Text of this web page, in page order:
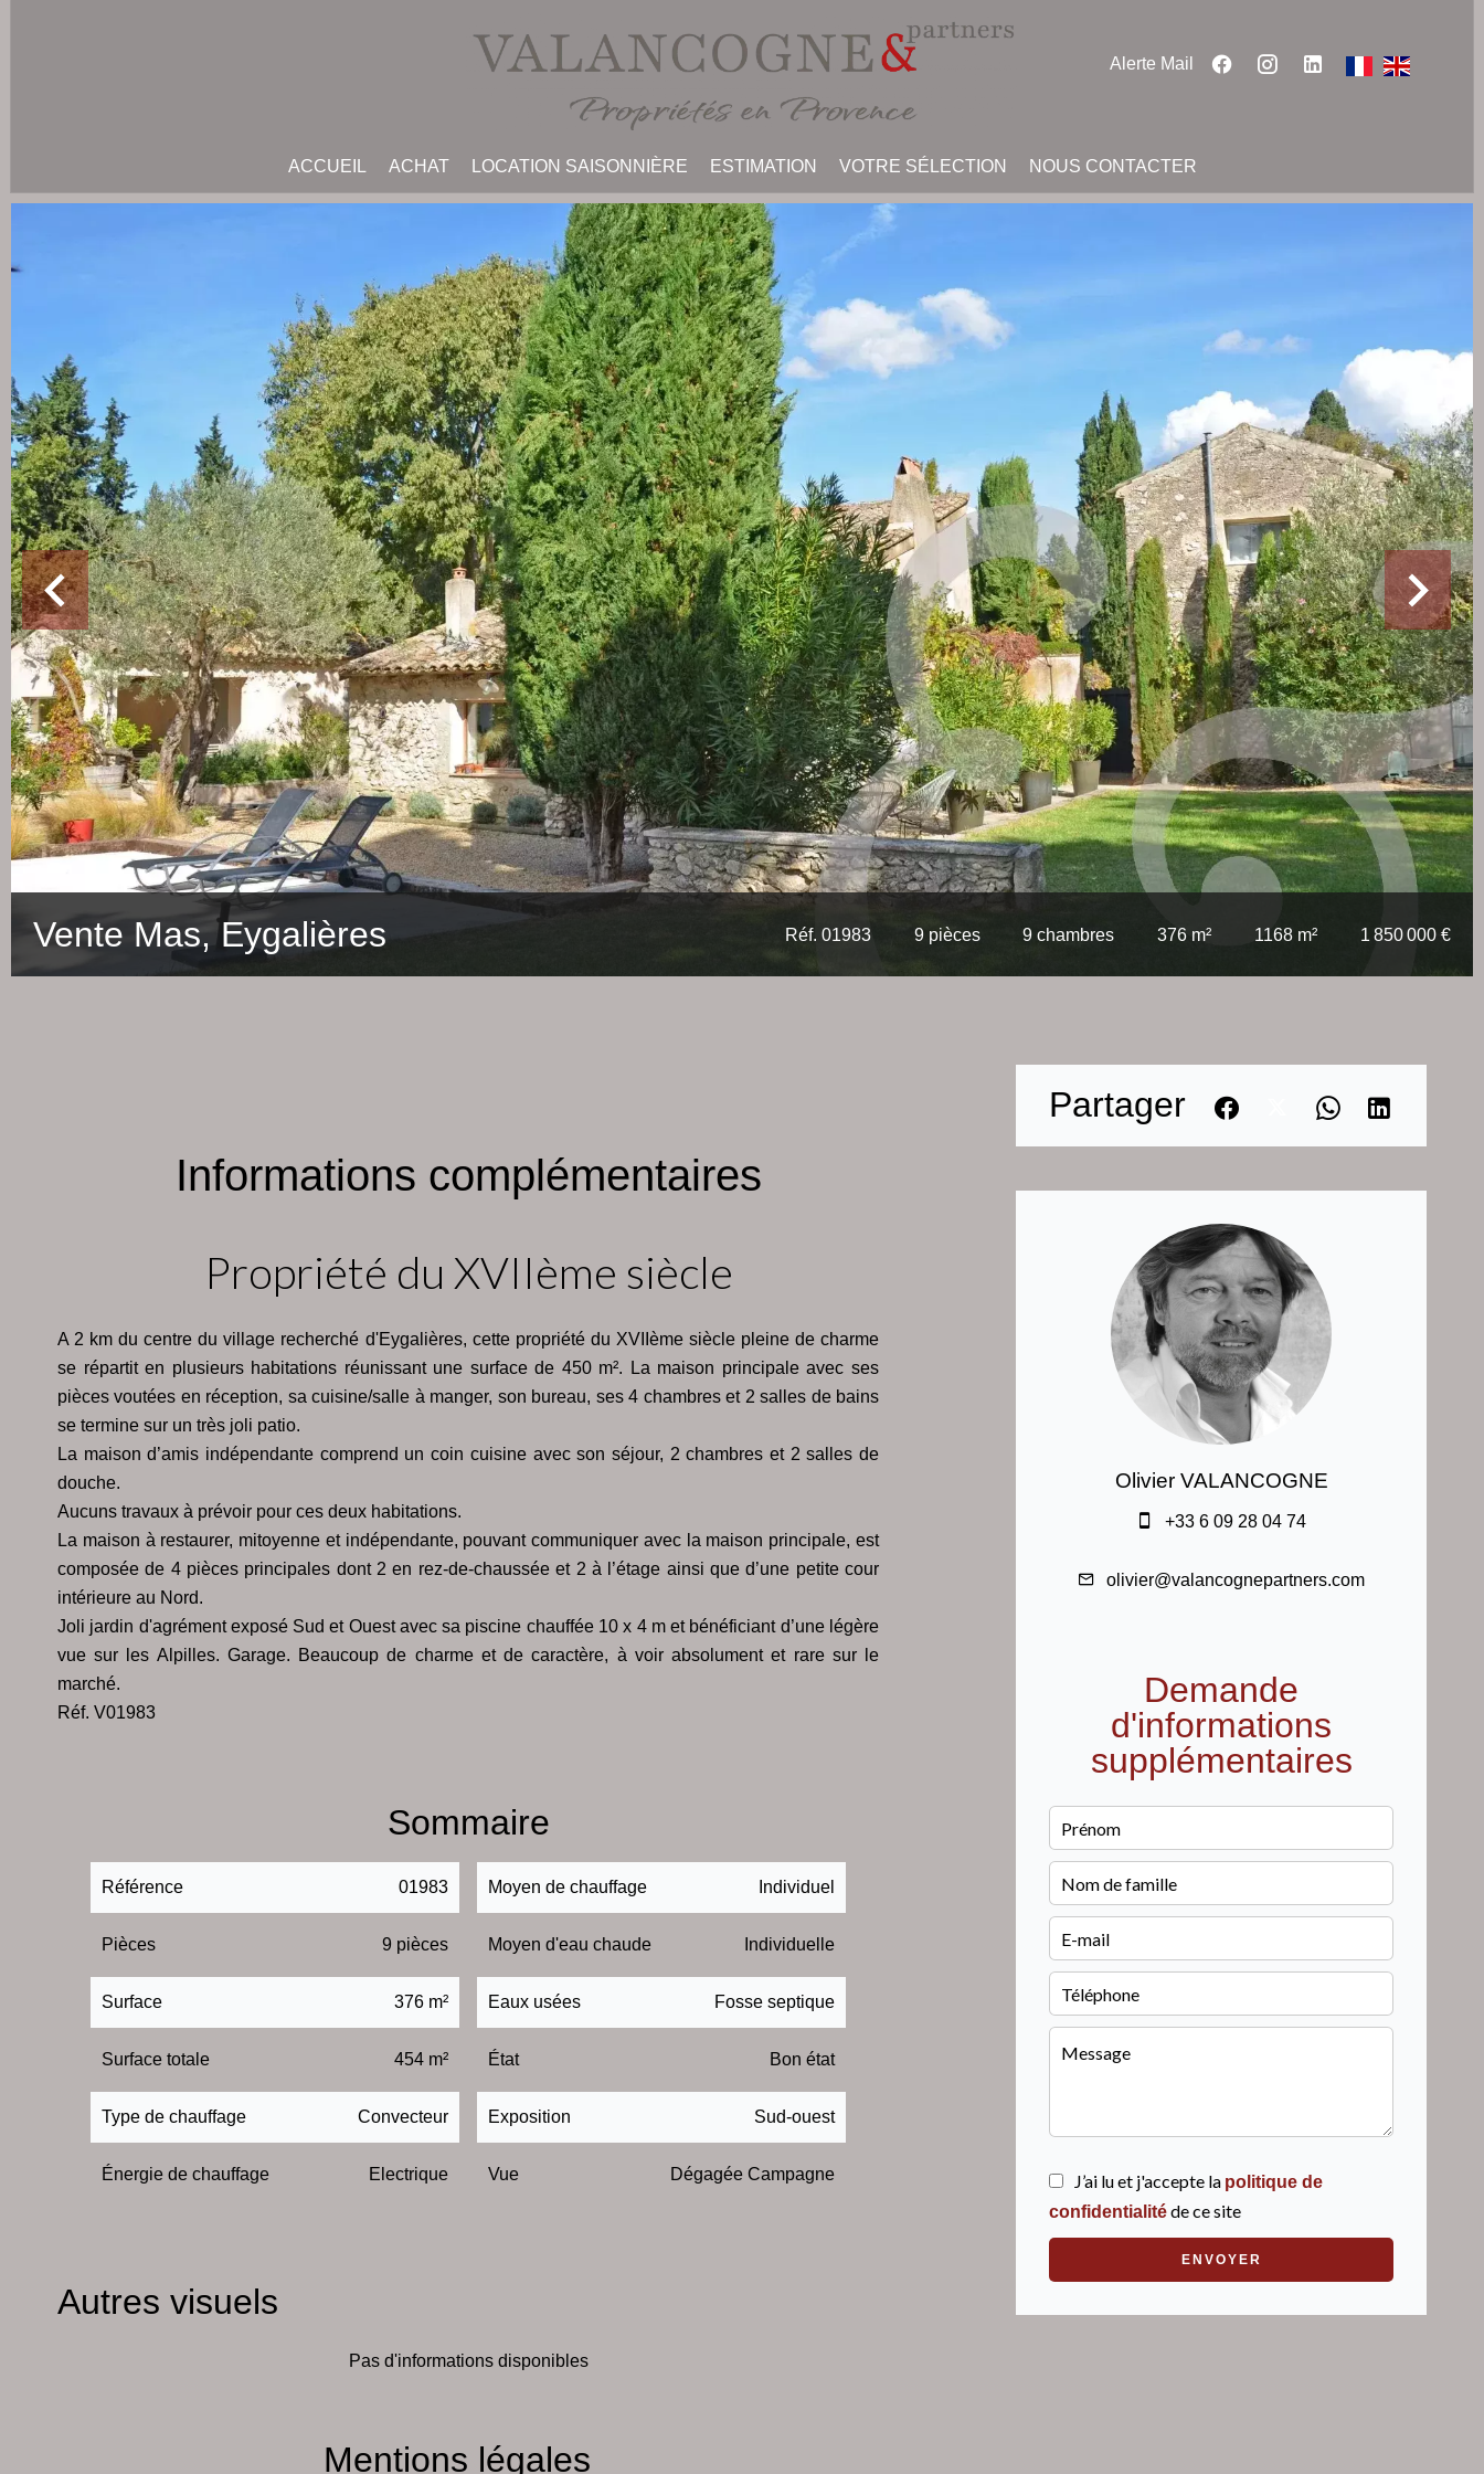
Alerte Mail
ACCUEIL ACHAT LOCATION SAISONNIÈRE ESTIMATION VOTRE SÉLECTION NOUS CONTACTER
Vente Mas, Eygalières Réf. 01983 9 pièces 9 chambres 376 m² 1168 m² 1 850 000 €
Informations complémentaires
Propriété du XVIIème siècle
A 2 km du centre du village recherché d'Eygalières, cette propriété du XVIIème siècle pleine de charme
se répartit en plusieurs habitations réunissant une surface de 450 m². La maison principale avec ses
pièces voutées en réception, sa cuisine/salle à manger, son bureau, ses 4 chambres et 2 salles de bains
se termine sur un très joli patio.
La maison d’amis indépendante comprend un coin cuisine avec son séjour, 2 chambres et 2 salles de
douche.
Aucuns travaux à prévoir pour ces deux habitations.
La maison à restaurer, mitoyenne et indépendante, pouvant communiquer avec la maison principale, est
composée de 4 pièces principales dont 2 en rez-de-chaussée et 2 à l’étage ainsi que d’une petite cour
intérieure au Nord.
Joli jardin d'agrément exposé Sud et Ouest avec sa piscine chauffée 10 x 4 m et bénéficiant d’une légère
vue sur les Alpilles. Garage. Beaucoup de charme et de caractère, à voir absolument et rare sur le
marché.
Réf. V01983
Sommaire
Référence 01983
Pièces 9 pièces
Surface 376 m²
Surface totale 454 m²
Type de chauffage Convecteur
Énergie de chauffage Electrique
Moyen de chauffage Individuel
Moyen d'eau chaude Individuelle
Eaux usées Fosse septique
État Bon état
Exposition Sud-ouest
Vue Dégagée Campagne
Autres visuels
Pas d'informations disponibles
Mentions légales
Partager
Olivier VALANCOGNE
+33 6 09 28 04 74
olivier@valancognepartners.com
Demande
d'informations
supplémentaires
J’ai lu et j'accepte la politique de
confidentialitéde ce site
ENVOYER